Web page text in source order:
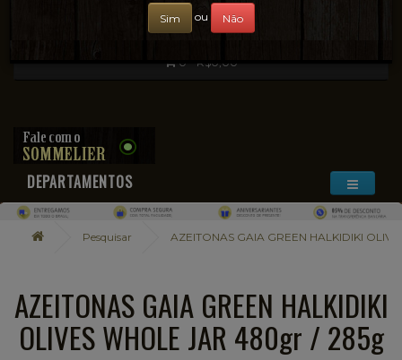
0 - R$0,00
DEPARTAMENTOS
Pesquisar AZEITONAS GAIA GREEN HALKIDIKI
AZEITONAS GAIA GREEN HALKIDIKI
OLIVES WHOLE JAR 480gr / 285g
Sim ou Não